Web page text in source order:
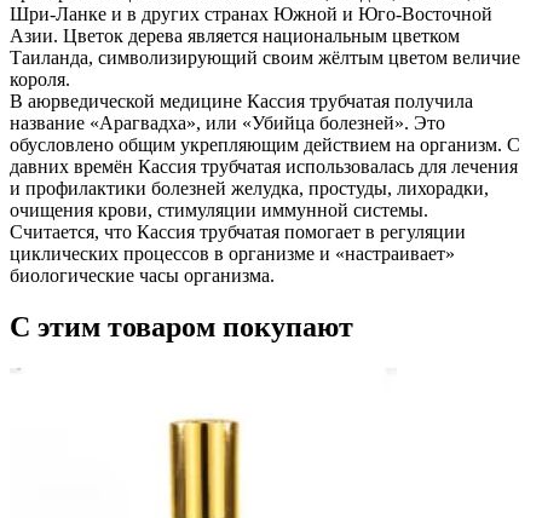
Шри-Ланке и в других странах Южной и Юго-Восточной
Азии. Цветок дерева является национальным цветком
Таиланда, символизирующий своим жёлтым цветом величие
короля.
В аюрведической медицине Кассия трубчатая получила
название «Арагвадха», или «Убийца болезней». Это
обусловлено общим укрепляющим действием на организм. С
давних времён Кассия трубчатая использовалась для лечения
и профилактики болезней желудка, простуды, лихорадки,
очищения крови, стимуляции иммунной системы.
Считается, что Кассия трубчатая помогает в регуляции
циклических процессов в организме и «настраивает»
биологические часы организма.
С этим товаром покупают